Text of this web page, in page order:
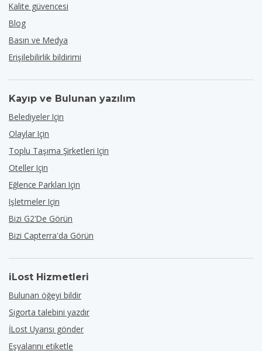
Kalite güvencesi
Blog
Basın ve Medya
Erişilebilirlik bildirimi
Kayıp ve Bulunan yazılım
Belediyeler Için
Olaylar Için
Toplu Taşıma Şirketleri Için
Oteller Için
Eğlence Parkları Için
Işletmeler Için
Bizi G2'de Görün
Bizi Capterra'da Görün
iLost Hizmetleri
Bulunan öğeyi bildir
Sigorta talebini yazdır
İLost Uyarısı gönder
Eşyalarını etiketle